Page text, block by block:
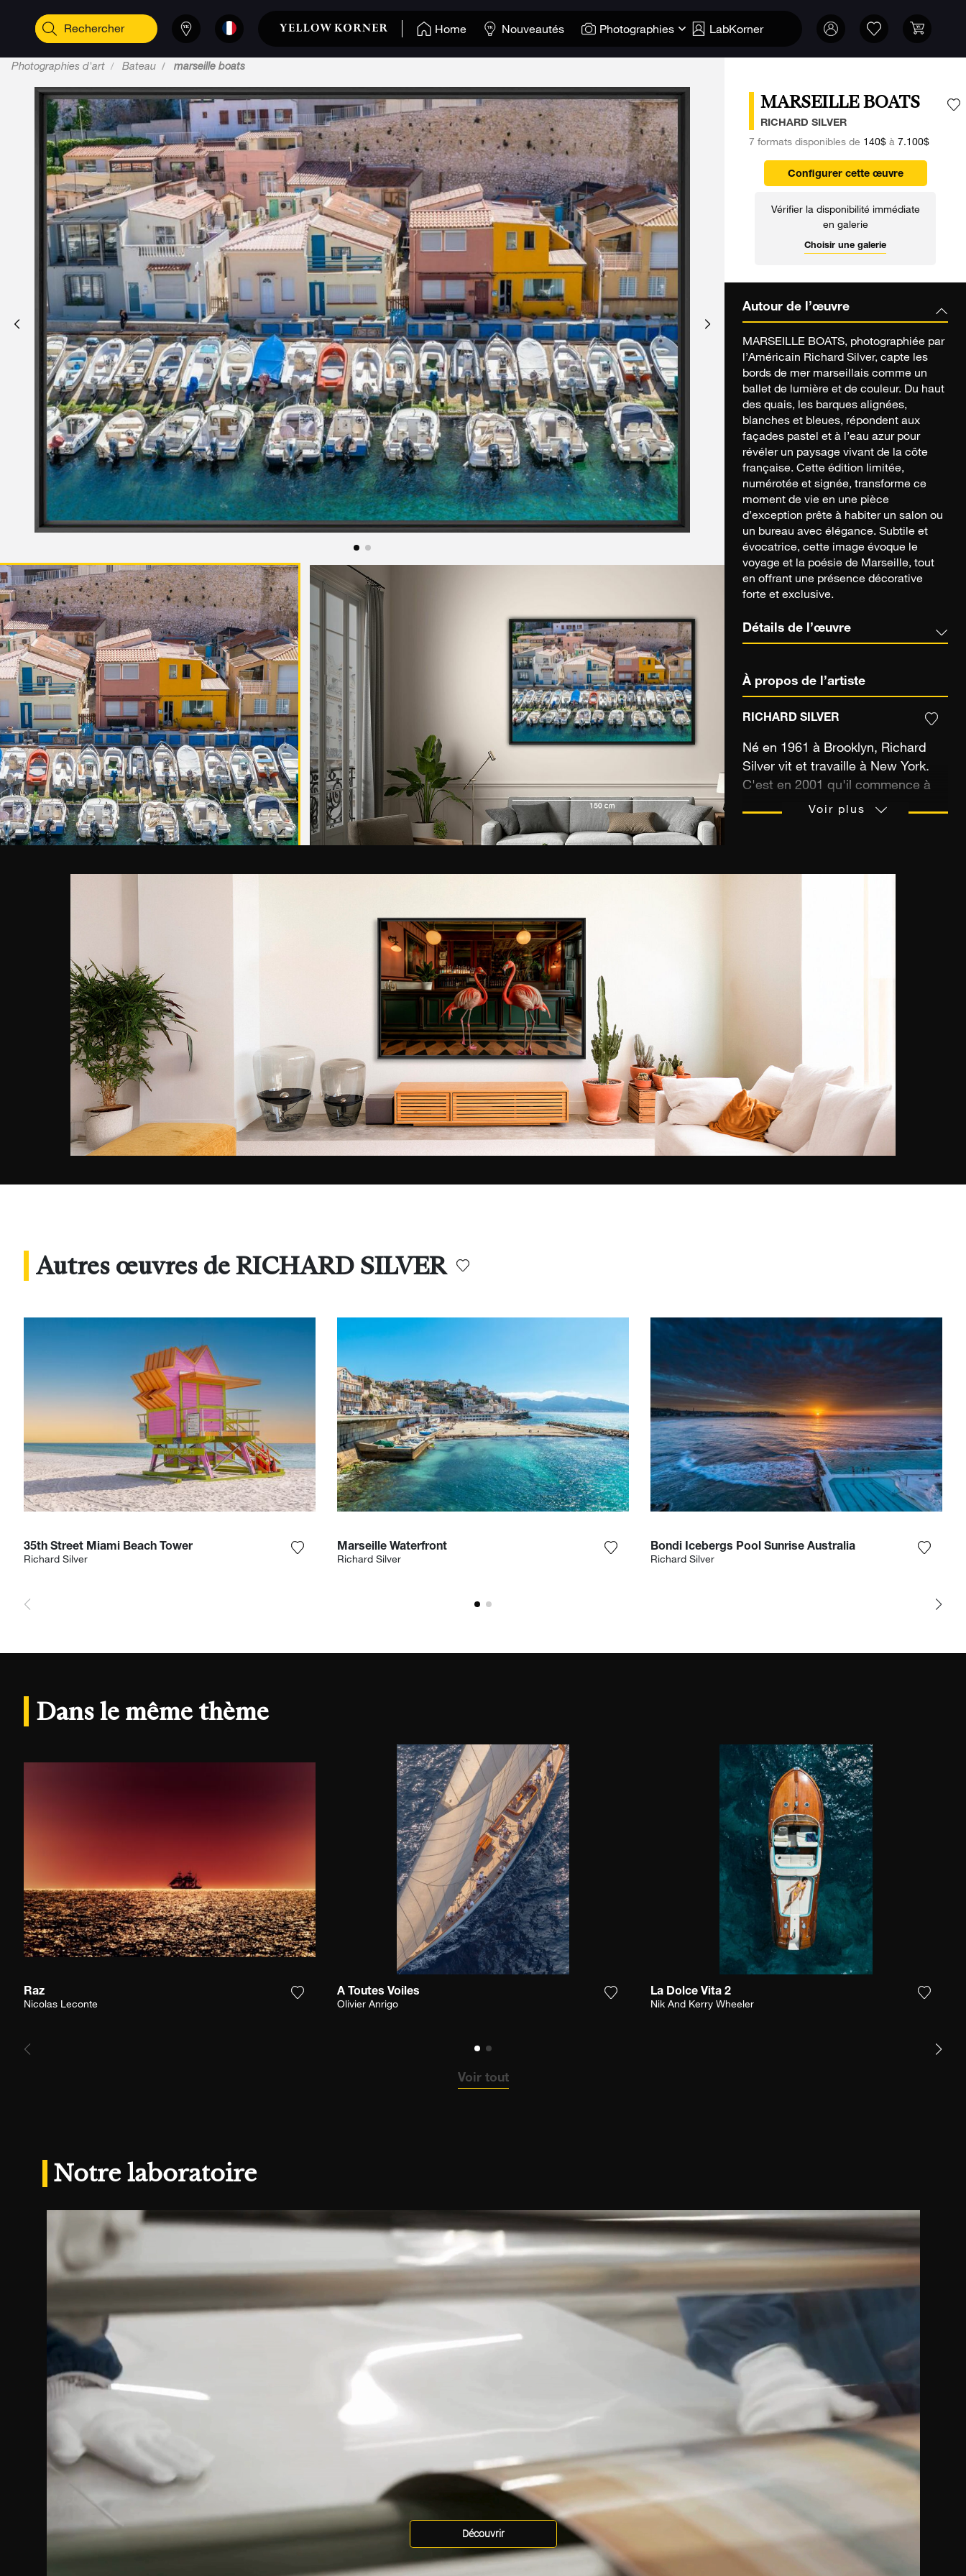
Home Nouveautés Photographies LabKorner
Photographies d'art Bateau marseille boats
MARSEILLE BOATS
RICHARD SILVER
7 formats disponibles de 140$à 7.100$
Configurer cette œuvre
Vérifier la disponibilité immédiate
en galerie
Choisir une galerie
Autour de l’œuvre
MARSEILLE BOATS, photographiée par
l’Américain Richard Silver, capte les
bords de mer marseillais comme un
ballet de lumière et de couleur. Du haut
des quais, les barques alignées,
blanches et bleues, répondent aux
façades pastel et à l’eau azur pour
révéler un paysage vivant de la côte
française. Cette édition limitée,
numérotée et signée, transforme ce
moment de vie en une pièce
d’exception prête à habiter un salon ou
un bureau avec élégance. Subtile et
évocatrice, cette image évoque le
voyage et la poésie de Marseille, tout
en offrant une présence décorative
forte et exclusive.
Détails de l’œuvre
À propos de l’artiste
RICHARD SILVER
Né en 1961 à Brooklyn, Richard
Silver vit et travaille à New York.
C'est en 2001 qu'il commence à
voyager à travers le monde et qu'il
Voir plus
Autres œuvres de RICHARD SILVER
35th Street Miami Beach Tower
Richard Silver Ajouter la photographie à ma wishlist
Marseille Waterfront
Richard Silver Ajouter la photographie à ma wishlist
Bondi Icebergs Pool Sunrise Australia
Richard Silver
Dans le même thème
Raz
Nicolas Leconte Ajouter la photographie à ma wishlist
A Toutes Voiles
Olivier Anrigo Ajouter la photographie à ma wishlist
La Dolce Vita 2
Nik And Kerry Wheeler
Voir tout
Notre laboratoire
Découvrir